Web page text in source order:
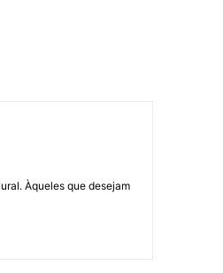
Àqueles que desejam